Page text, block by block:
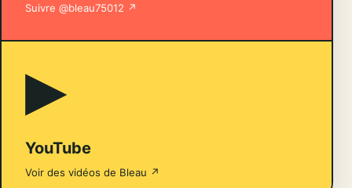
Suivre @bleau75012 ↗
▶
YouTube
Voir des vidéos de Bleau ↗